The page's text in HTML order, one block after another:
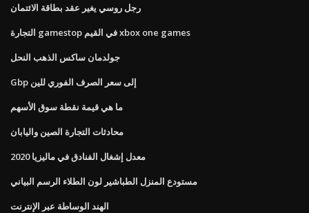
رجل روسي يغير عقد بطاقة الائتمان
التجارة gamestop في القيم xbox one games
جولدمان ساكس الذهب النحل
Gbp إلى سعر الصرف الفوري للين
ما هي قيمة نقطة سوق الأسهم
محادثات التجارة الصين واليابان
معدل إشغال الفنادق في ماليزيا 2020
مستودع المنزل الطباشير لون الطلاء الرسم البياني
الهند الوساطة عبر الإنترنت